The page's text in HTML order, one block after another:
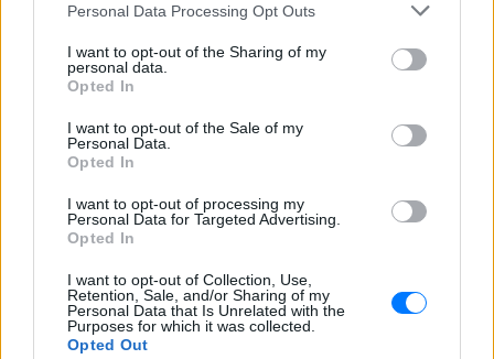
Personal Data Processing Opt Outs
I want to opt-out of the Sharing of my
personal data.
Opted In
I want to opt-out of the Sale of my
Personal Data.
Opted In
I want to opt-out of processing my
Personal Data for Targeted Advertising.
Opted In
I want to opt-out of Collection, Use,
Retention, Sale, and/or Sharing of my
Personal Data that Is Unrelated with the
Purposes for which it was collected.
Opted Out
ΧΤΕΣ
Ο συνθέτης μίλησε ανοιχτά για την
αχαριστία που βιώνει στον χώρο της
Νεαρός στο λιμάνι του Πειραιά:
MEGA
ΧΤΕΣ
MEGA» κατέγραψε τη διασκεδαστική
στιγμή από το λιμάνι του Πειραιά, την
Παρασκευή 7 Αυγούστου.